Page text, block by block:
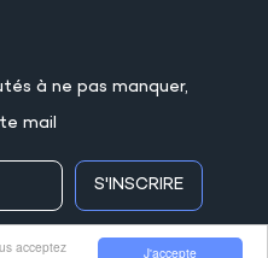
J'accepte
acceptez
à ne pas manquer,
mail
S'INSCRIRE